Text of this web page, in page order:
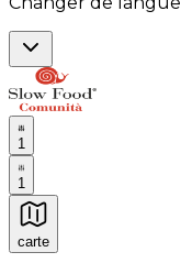
1
1
carte